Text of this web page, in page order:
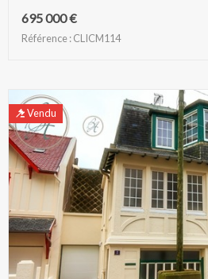
695 000 €
Référence : CLICM114
Vendu